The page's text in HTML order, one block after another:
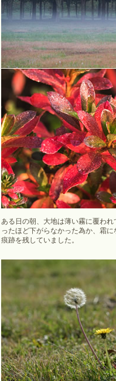
ある日の朝、大地は薄い霧に覆わ
ったほど下がらなかった為か、霜
痕跡を残していました。